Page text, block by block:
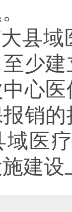
县
少
心
销
域医
建